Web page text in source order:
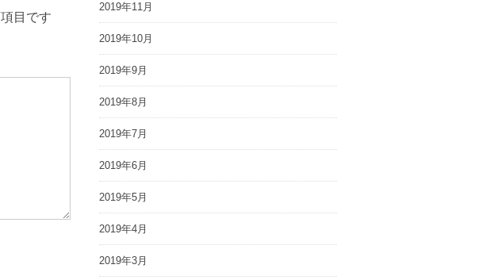
目です
2019年11月
2019年10月
2019年9月
2019年8月
2019年7月
2019年6月
2019年5月
2019年4月
2019年3月